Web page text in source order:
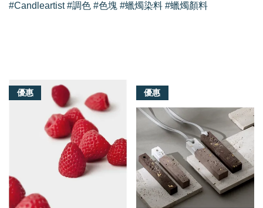
#Candleartist #調色 #色塊 #蠟燭染料 #蠟燭顏料
優惠 優惠